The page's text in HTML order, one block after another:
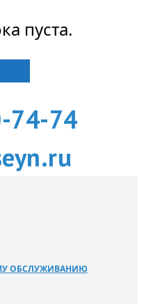
пуста.
74-74
ОБСЛУЖИВАНИЮ